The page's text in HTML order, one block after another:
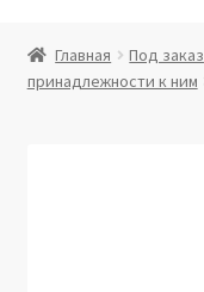
Витрина
Главная Под заказ
принадлежности к ним